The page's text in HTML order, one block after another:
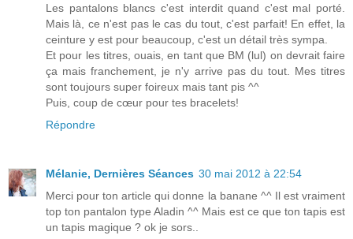
Les pantalons blancs c'est interdit quand c'est mal porté.
Mais là, ce n'est pas le cas du tout, c'est parfait! En effet, la
ceinture y est pour beaucoup, c'est un détail très sympa.
Et pour les titres, ouais, en tant que BM (lul) on devrait faire
ça mais franchement, je n'y arrive pas du tout. Mes titres
sont toujours super foireux mais tant pis ^^
Puis, coup de cœur pour tes bracelets!
Répondre
Mélanie, Dernières Séances 30 mai 2012 à 22:54
Merci pour ton article qui donne la banane ^^ Il est vraiment
top ton pantalon type Aladin ^^ Mais est ce que ton tapis est
un tapis magique ? ok je sors..